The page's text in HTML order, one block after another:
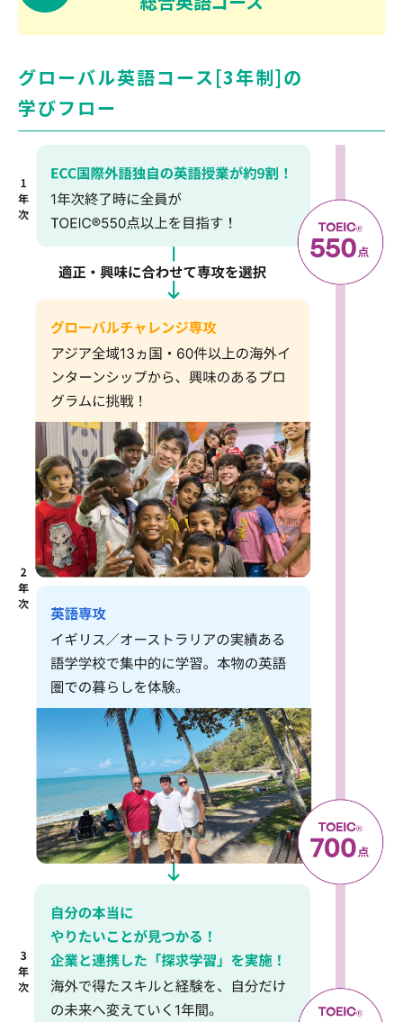
グローバル英語コース[3年制]の
学びフロー